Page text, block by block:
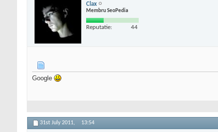
Clax
Membru SeoPedia
Reputatie: 44
Google
31st July 2011, 13:54